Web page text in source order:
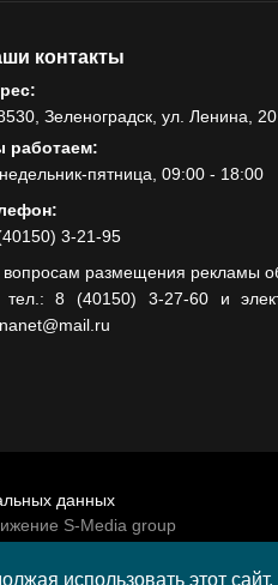
контакты
Зеленоградск, ул. Ленина, 20
работаем:
пятница, 09:00 - 18:00
3-21-95
размещения рекламы
тел.: 8 (40150) 3-27-60 и
данных
S-Media group
использовать этот сайт,